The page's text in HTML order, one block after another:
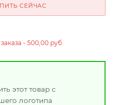
СЕЙЧАС
- 500,00 руб.
этот товар с
логотипа